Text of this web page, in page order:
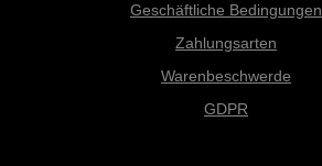
Geschäftliche Bedingungen
Zahlungsarten
Warenbeschwerde
GDPR